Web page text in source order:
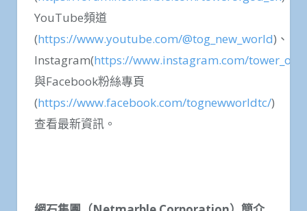
YouTube頻道
(https://www.youtube.com/@tog_new_world)、
Instagram(https://www.instagram.com/
與Facebook粉絲專頁
(https://www.facebook.com/tognewworldtc/)
查看最新資訊。